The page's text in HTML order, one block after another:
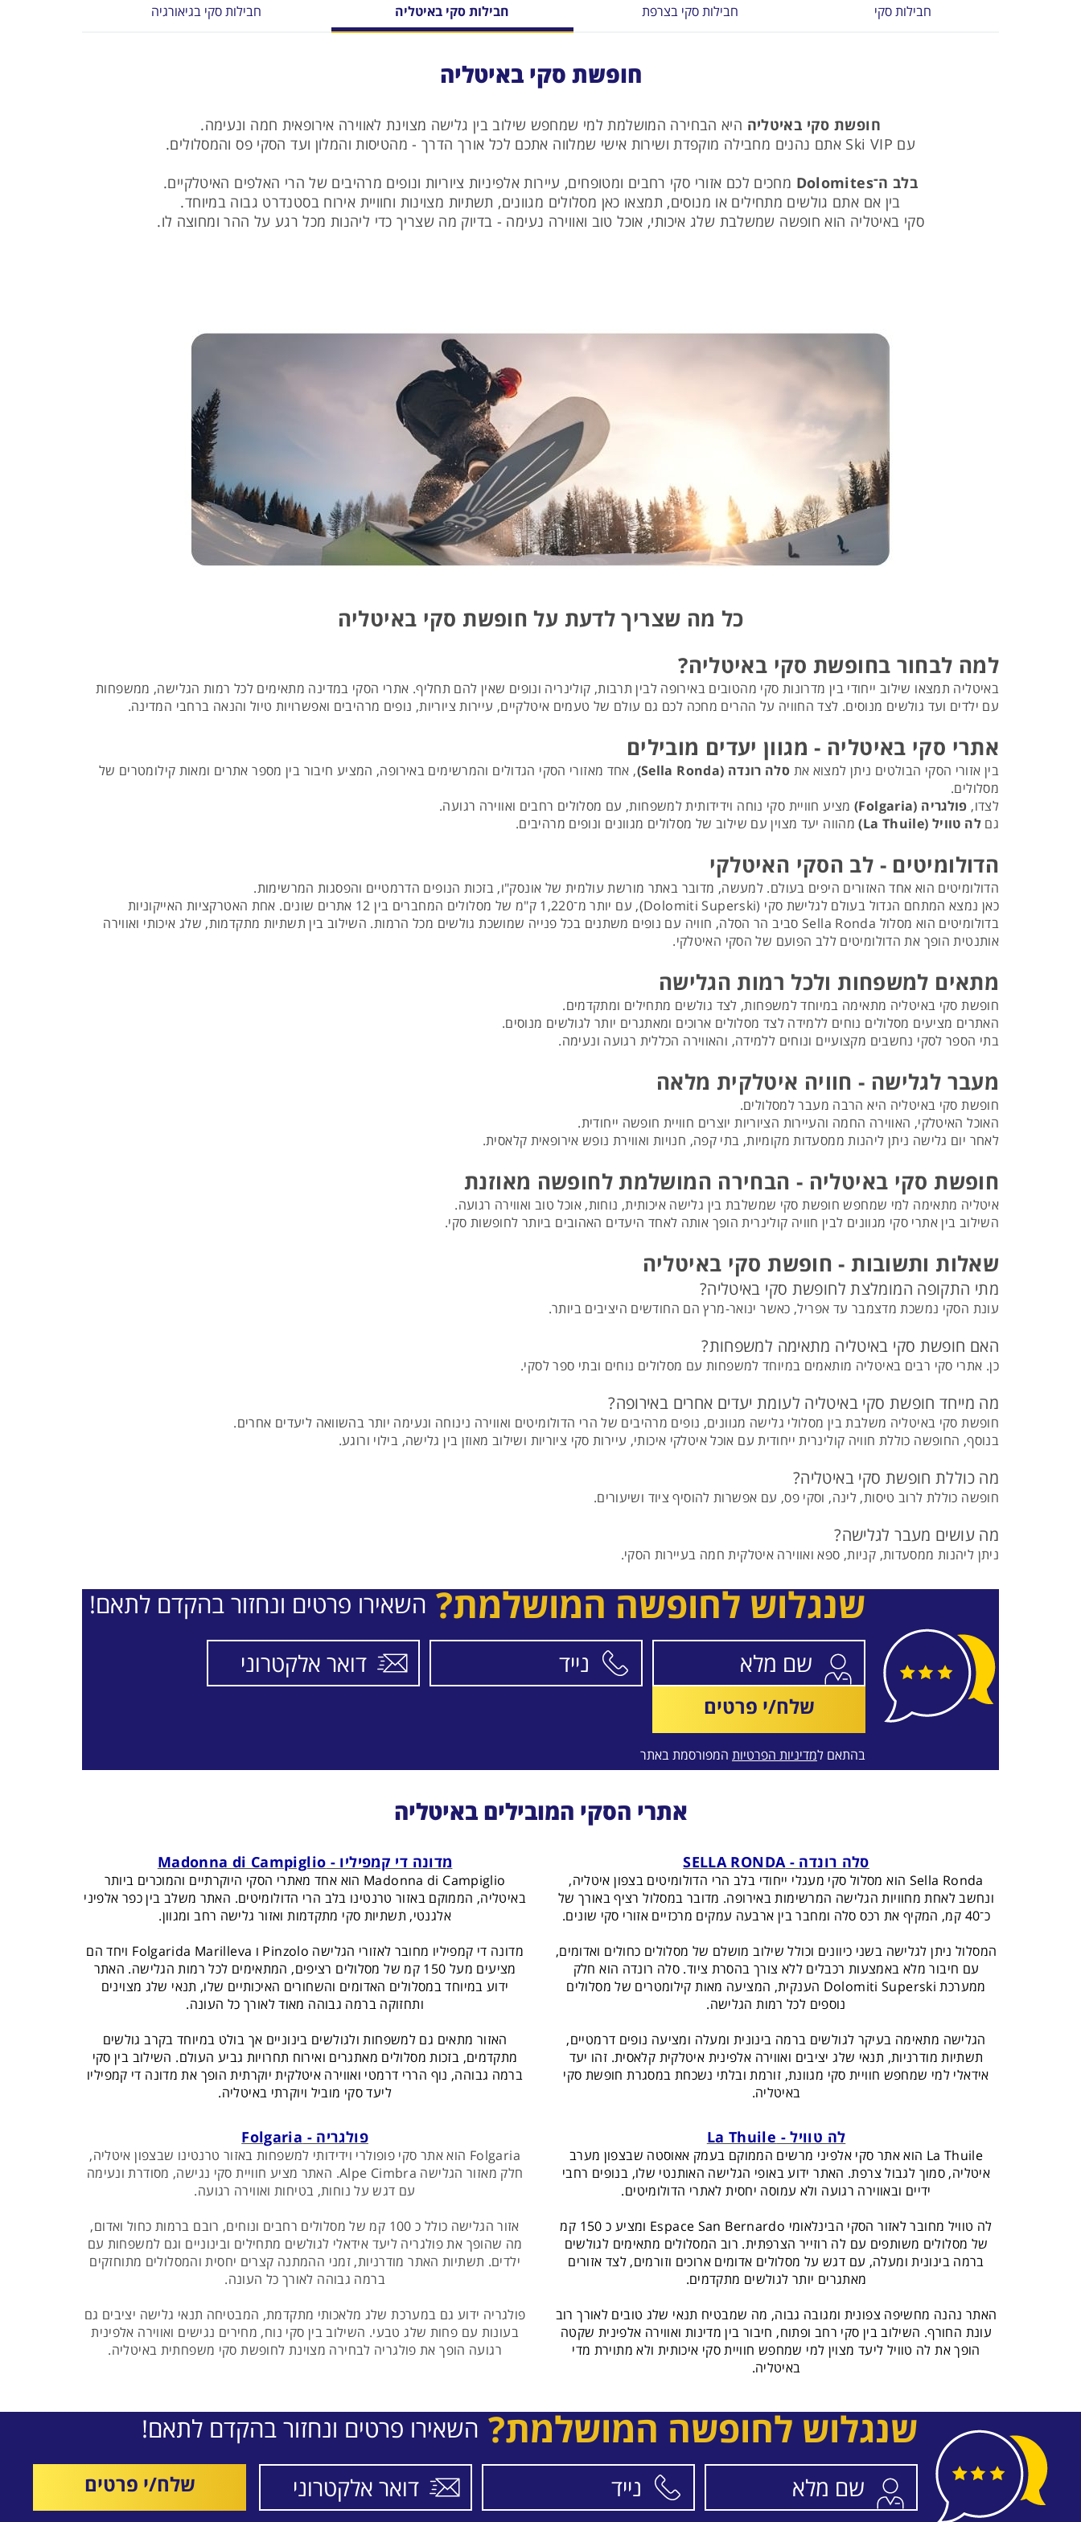
חבילות סקי חבילות סקי בצרפת חבילות סקי באיטליה חבילות סקי בגיאורגיה
חופשת סקי באיטליה
חופשת סקי באיטליה היא הבחירה המושלמת למי שמחפש שילוב בין גלישה מצוינת לאווירה אירופאית חמה ונעימה.
עם Ski VIP אתם נהנים מחבילה מוקפדת ושירות אישי שמלווה אתכם לכל אורך הדרך - מהטיסות והמלון ועד הסקי פס והמסלולים.
בלב ה־Dolomites
מחכים לכם אזורי סקי רחבים ומטופחים, עיירות אלפיניות ציוריות ונופים מרהיבים של הרי האלפים האיטלקיים.
בין אם אתם גולשים מתחילים או מנוסים, תמצאו כאן מסלולים מגוונים, תשתיות מצוינות וחוויית אירוח בסטנדרט גבוה במיוחד.
סקי באיטליה הוא חופשה שמשלבת שלג איכותי, אוכל טוב ואווירה נעימה - בדיוק מה שצריך כדי ליהנות מכל רגע על ההר ומחוצה לו.
כל מה שצריך לדעת על חופשת סקי באיטליה
למה לבחור בחופשת סקי באיטליה?
באיטליה תמצאו שילוב ייחודי בין מדרונות סקי מהטובים באירופה לבין תרבות, קולינריה ונופים שאין להם תחליף. אתרי הסקי במדינה מתאימים לכל רמות הגלישה, ממשפחות
עם ילדים ועד גולשים מנוסים. לצד החוויה על ההרים מחכה לכם גם עולם של טעמים איטלקיים, עיירות ציוריות, נופים מרהיבים ואפשרויות טיול והנאה ברחבי המדינה.
אתרי סקי באיטליה - מגוון יעדים מובילים
בין אזורי הסקי הבולטים ניתן למצוא את סלה רונדה (Sella Ronda)
, אחד מאזורי הסקי הגדולים והמרשימים באירופה, המציע חיבור בין מספר אתרים ומאות קילומטרים של
מסלולים.
לצדו, פולגריה (Folgaria)
מציע חוויית סקי נוחה וידידותית למשפחות, עם מסלולים רחבים ואווירה רגועה.
גםלה טוויל (La Thuile) מהווה יעד מצוין עם שילוב של מסלולים מגוונים ונופים מרהיבים.
הדולומיטים - לב הסקי האיטלקי
הדולומיטים הוא אחד האזורים היפים בעולם. למעשה, מדובר באתר מורשת עולמית של אונסק"ו, בזכות הנופים הדרמטיים והפסגות המרשימות.
כאן נמצא המתחם הגדול בעולם לגלישת סקי (Dolomiti Superski), עם יותר מ־1,220 ק"מ של מסלולים המחברים בין 12 אתרים שונים. אחת האטרקציות האייקוניות
בדולומיטים הוא מסלול Sella Ronda סביב הר הסלה, חוויה עם נופים משתנים בכל פנייה שמושכת גולשים מכל הרמות. השילוב בין תשתיות מתקדמות, שלג איכותי ואווירה
אותנטית הופך את הדולומיטים ללב הפועם של הסקי האיטלקי.
מתאים למשפחות ולכל רמות הגלישה
חופשת סקי באיטליה מתאימה במיוחד למשפחות, לצד גולשים מתחילים ומתקדמים.
האתרים מציעים מסלולים נוחים ללמידה לצד מסלולים ארוכים ומאתגרים יותר לגולשים מנוסים.
בתי הספר לסקי נחשבים מקצועיים ונוחים ללמידה, והאווירה הכללית רגועה ונעימה.
מעבר לגלישה - חוויה איטלקית מלאה
חופשת סקי באיטליה היא הרבה מעבר למסלולים.
האוכל האיטלקי, האווירה החמה והעיירות הציוריות יוצרים חוויית חופשה ייחודית.
לאחר יום גלישה ניתן ליהנות ממסעדות מקומיות, בתי קפה, חנויות ואווירת נופש אירופאית קלאסית.
חופשת סקי באיטליה - הבחירה המושלמת לחופשה מאוזנת
איטליה מתאימה למי שמחפש חופשת סקי שמשלבת בין גלישה איכותית, נוחות, אוכל טוב ואווירה רגועה.
השילוב בין אתרי סקי מגוונים לבין חוויה קולינרית הופך אותה לאחד היעדים האהובים ביותר לחופשות סקי.
שאלות ותשובות - חופשת סקי באיטליה
מתי התקופה המומלצת לחופשת סקי באיטליה?
עונת הסקי נמשכת מדצמבר עד אפריל, כאשר ינואר-מרץ הם החודשים היציבים ביותר.
האם חופשת סקי באיטליה מתאימה למשפחות?
כן. אתרי סקי רבים באיטליה מותאמים במיוחד למשפחות עם מסלולים נוחים ובתי ספר לסקי.
מה מייחד חופשת סקי באיטליה לעומת יעדים אחרים באירופה?
חופשת סקי באיטליה משלבת בין מסלולי גלישה מגוונים, נופים מרהיבים של הרי הדולומיטים ואווירה נינוחה ונעימה יותר בהשוואה ליעדים אחרים.
בנוסף, החופשה כוללת חוויה קולינרית ייחודית עם אוכל איטלקי איכותי, עיירות סקי ציוריות ושילוב מאוזן בין גלישה, בילוי ורוגע.
מה כוללת חופשת סקי באיטליה?
חופשה כוללת לרוב טיסות, לינה, וסקי פס, עם אפשרות להוסיף ציוד ושיעורים.
מה עושים מעבר לגלישה?
ניתן ליהנות ממסעדות, קניות, ספא ואווירה איטלקית חמה בעיירות הסקי.
שנגלוש לחופשה המושלמת? השאירו פרטים ונחזור בהקדם לתאם!
שלח/י פרטים
בהתאם למדיניות הפרטיות המפורסמת באתר
אתרי הסקי המובילים באיטליה
סלה רונדה - SELLA RONDA
Sella Ronda הוא מסלול סקי מעגלי ייחודי בלב הרי הדולומיטים בצפון איטליה,
ונחשב לאחת מחוויות הגלישה המרשימות באירופה. מדובר במסלול רציף באורך של
כ־40 קמ, המקיף את רכס סלה ומחבר בין ארבעה עמקים מרכזיים אזורי סקי שונים.
המסלול ניתן לגלישה בשני כיוונים וכולל שילוב מושלם של מסלולים כחולים ואדומים,
עם חיבור מלא באמצעות רכבלים ללא צורך בהסרת ציוד. סלה רונדה הוא חלק
ממערכת Dolomiti Superski הענקית, המציעה מאות קילומטרים של מסלולים
נוספים לכל רמות הגלישה.
הגלישה מתאימה בעיקר לגולשים ברמה בינונית ומעלה ומציעה נופים דרמטיים,
תשתיות מודרניות, תנאי שלג יציבים ואווירה אלפינית איטלקית קלאסית. זהו יעד
אידאלי למי שמחפש חוויית סקי מגוונת, זורמת ובלתי נשכחת במסגרת חופשת סקי
באיטליה.
מדונה די קמפיליו - Madonna di Campiglio
Madonna di Campiglio הוא אחד מאתרי הסקי היוקרתיים והמוכרים ביותר
באיטליה, הממוקם באזור טרנטינו בלב הרי הדולומיטים. האתר משלב בין כפר אלפיני
אלגנטי, תשתיות סקי מתקדמות ואזור גלישה רחב ומגוון.
מדונה די קמפיליו מחובר לאזורי הגלישה Pinzolo ו Folgarida Marilleva ויחד הם
מציעים מעל 150 קמ של מסלולים רציפים, המתאימים לכל רמות הגלישה. האתר
ידוע במיוחד במסלולים האדומים והשחורים האיכותיים שלו, תנאי שלג מצוינים
ותחזוקה ברמה גבוהה מאוד לאורך כל העונה.
האזור מתאים גם למשפחות ולגולשים בינוניים אך בולט במיוחד בקרב גולשים
מתקדמים, בזכות מסלולים מאתגרים ואירוח תחרויות גביע העולם. השילוב בין סקי
ברמה גבוהה, נוף הררי דרמטי ואווירה איטלקית יוקרתית הופך את מדונה די קמפיליו
ליעד סקי מוביל ויוקרתי באיטליה.
לה טוויל - La Thuile
La Thuile הוא אתר סקי אלפיני מרשים הממוקם בעמק אאוסטה שבצפון מערב
איטליה, סמוך לגבול צרפת. האתר ידוע באופי הגלישה האותנטי שלו, בנופים רחבי
ידיים ובאווירה רגועה ולא עמוסה יחסית לאתרי הדולומיטים.
לה טוויל מחובר לאזור הסקי הבינלאומי Espace San Bernardo ומציע כ 150 קמ
של מסלולים משותפים עם לה רוזייר הצרפתית. רוב המסלולים מתאימים לגולשים
ברמה בינונית ומעלה, עם דגש על מסלולים אדומים ארוכים וזורמים, לצד אזורים
מאתגרים יותר לגולשים מתקדמים.
האתר נהנה מחשיפה צפונית ומגובה גבוה, מה שמבטיח תנאי שלג טובים לאורך רוב
עונת החורף. השילוב בין סקי רחב ופתוח, חיבור בין מדינות ואווירה אלפינית שקטה
הופך את לה טוויל ליעד מצוין למי שמחפש חוויית סקי איכותית ולא מתוירת מדי
באיטליה.
פולגריה - Folgaria
Folgaria הוא אתר סקי פופולרי וידידותי למשפחות באזור טרנטינו שבצפון איטליה,
חלק מאזור הגלישה Alpe Cimbra. האתר מציע חוויית סקי נגישה, מסודרת ונעימה
עם דגש על נוחות, בטיחות ואווירה רגועה.
אזור הגלישה כולל כ 100 קמ של מסלולים רחבים ונוחים, רובם ברמות כחול ואדום,
מה שהופך את פולגריה ליעד אידאלי לגולשים מתחילים ובינוניים וגם למשפחות עם
ילדים. תשתיות האתר מודרניות, זמני ההמתנה קצרים יחסית והמסלולים מתוחזקים
ברמה גבוהה לאורך כל העונה.
פולגריה ידוע גם במערכת שלג מלאכותי מתקדמת, המבטיחה תנאי גלישה יציבים גם
בעונות עם פחות שלג טבעי. השילוב בין סקי נוח, מחירים נגישים ואווירה אלפינית
רגועה הופך את פולגריה לבחירה מצוינת לחופשת סקי משפחתית באיטליה.
שנגלוש לחופשה המושלמת? השאירו פרטים ונחזור בהקדם לתאם!
שלח/י פרטים